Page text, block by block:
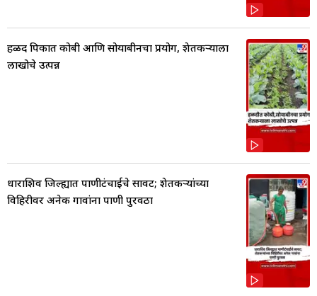
हळद पिकात कोबी आणि सोयाबीनचा प्रयोग, शेतकर्‍याला
लाखोचे उत्पन्न
धाराशिव जिल्ह्यात पाणीटंचाईचे सावट; शेतकऱ्यांच्या
विहिरीवर अनेक गावांना पाणी पुरवठा